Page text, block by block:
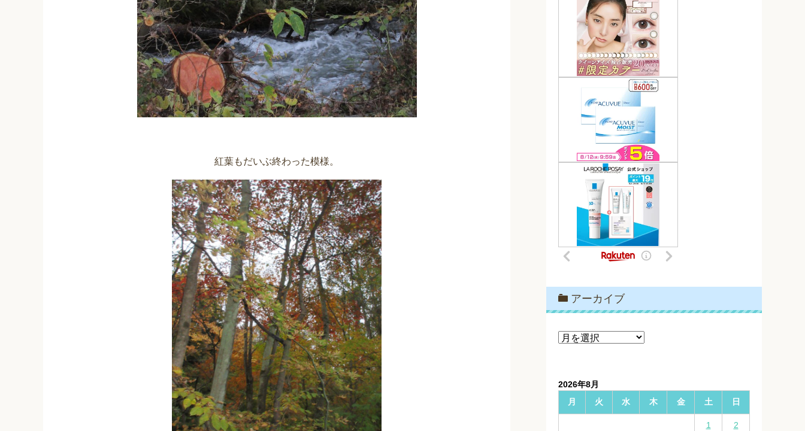
紅葉もだいぶ終わった模様。
アーカイブ
ア
ブ
2026年8月
月
火 水 木 金 土 日
1 2